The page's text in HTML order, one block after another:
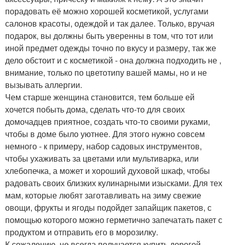
порадовать её можно хорошей косметикой, услугами
салонов красоты, одеждой и так далее. Только, вручая
подарок, вы должны быть уверенны в том, что тот или
иной предмет одежды точно по вкусу и размеру, так же
дело обстоит и с косметикой - она должна подходить не ,
внимание, только по цветотипу вашей мамы, но и не
вызывать аллергии.
Чем старше женщина становится, тем больше ей
хочется побыть дома, сделать что-то для своих
домочадцев приятное, создать что-то своими руками,
чтобы в доме было уютнее. Для этого нужно совсем
немного - к примеру, набор садовых инструментов,
чтобы ухаживать за цветами или мультиварка, или
хлебопечка, а может и хороший духовой шкаф, чтобы
радовать своих близких кулинарными изысками. Для тех
мам, которые любят заготавливать на зиму свежие
овощи, фрукты и ягоды подойдет запайщик пакетов, с
помощью которого можно герметично запечатать пакет с
продуктом и отправить его в морозилку.